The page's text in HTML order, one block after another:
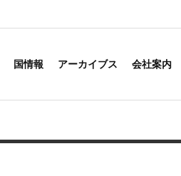
国情報 アーカイブス 会社案内